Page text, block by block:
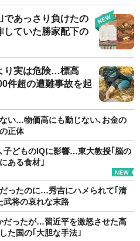
であっさり負けたの
ていた勝家配下の
り実は危険…標高
件超の遭難事故を起
ない…物価高にも動じない､お金の
正体
子どものIQに影響…東大教授｢脳の
ある食材｣
ったのに…秀吉にハメられて｢清
武将の哀れな末路
だったが…習近平を激怒させた高
た国の｢大胆な手法｣